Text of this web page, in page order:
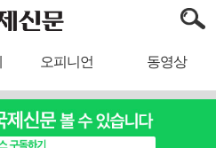
오피니언 동영상